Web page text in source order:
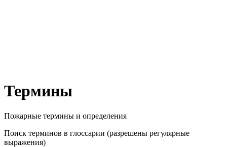
Термины
Пожарные термины и определения
Поиск терминов в глоссарии (разрешены регулярные
выражения)